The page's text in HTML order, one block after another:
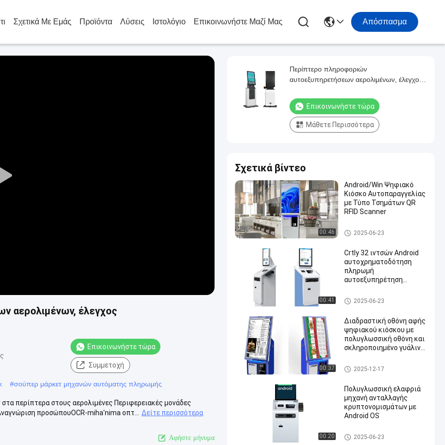
Σχετικά Με Εμάς Προϊόντα Λύσεις Ιστολόγιο Επικοινωνήστε Μαζί Μας Απόσπασμα
Play
αερολιμένων, έλεγχος
Επικοινωνήστε τώρα
Συμμετοχή
#σούπερ μάρκετ μηχανών αυτόματης πληρωμής
περίπτερα στους αερολιμένες Περιφερειακές μονάδες
προσώπουOCR-miha'nima οπτ...
Δείτε περισσότερα
Αφήστε μήνυμα
Περίπτερο πληροφοριών
αυτοεξυπηρετήσεων αερολιμένων, έλεγχος
Επικοινωνήστε τώρα
Μάθετε Περισσότερα
Σχετικά βίντεο
00:46
Android/Win Ψηφιακό
Κιόσκο Αυτοπαραγγελίας
με Τύπο Τσημάτων QR
RFID Scanner
Περίπτερο αυτοπαραγγελίας
2025-06-23
00:41
Crtly 32 ιντσών Android
αυτοχρηματοδότηση
πληρωμή
αυτοεξυπηρέτηση
με εκτυπωτή εισιτηρίων
Περίπτερο αυτοεξυπηρέτησ
ης
2025-06-23
00:37
Διαδραστική οθόνη αφής
ψηφιακού κιόσκου με
πολυγλωσσική οθόνη και
σκληροποιημένο γυάλινο
Κιόσκι με οθόνη αφής
2025-12-17
00:20
Πολυγλωσσική ελαφριά
μηχανή ανταλλαγής
κρυπτονομισμάτων με
Android OS
Μηχάνημα Crypto ATM
2025-06-23